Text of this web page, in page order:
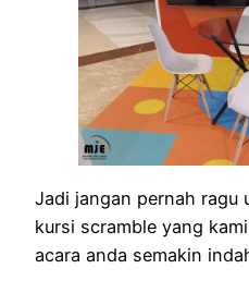
Jadi jangan pernah ragu
kursi scramble yang
acara anda semakin